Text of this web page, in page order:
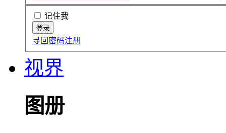
记住我
寻回密码注册
视界
图册